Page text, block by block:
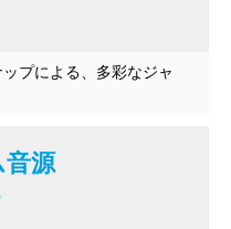
プによる、多彩なジャ
源